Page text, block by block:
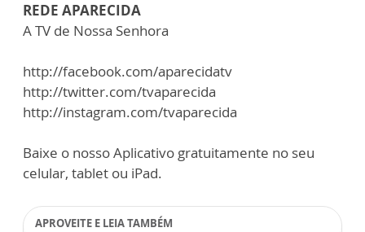
REDE APARECIDA
A TV de Nossa Senhora
http://facebook.com/aparecidatv
http://twitter.com/tvaparecida
http://instagram.com/tvaparecida
Baixe o nosso Aplicativo gratuitamente no seu
celular, tablet ou iPad.
APROVEITE E LEIA TAMBÉM